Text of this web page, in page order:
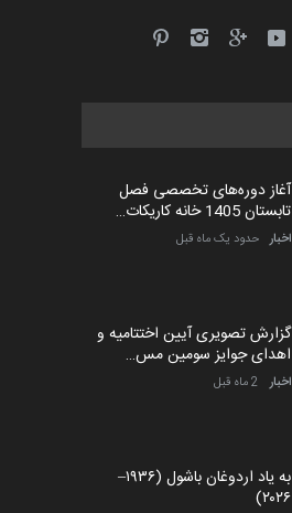
آغاز دوره‌های تخصصی فصل
تابستان 1405 خانه کاریکات…
اخبار حدود یک ماه قبل
گزارش تصویری آیین اختتامیه و
اهدای جوایز سومین مس…
اخبار 2 ماه قبل
به یاد اردوغان باشول (۱۹۳۶–
۲۰۲۶)